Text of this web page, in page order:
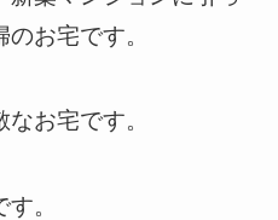
お宅です。
お宅です。
。